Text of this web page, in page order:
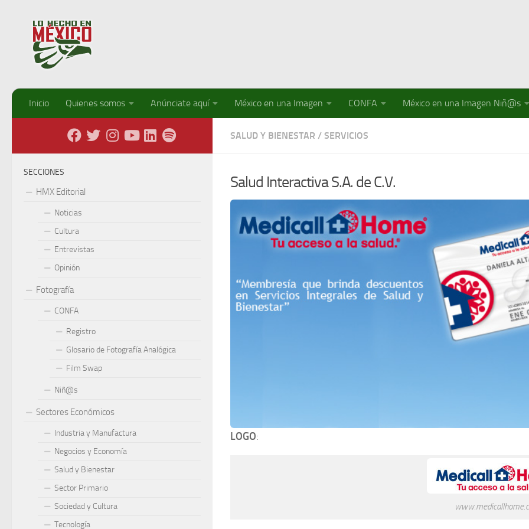
Inicio Quienes somos Anúnciate aquí México en una Imagen CONFA México en una Imagen Niñ@s
SALUD Y BIENESTAR / SERVICIOS
Salud Interactiva S.A. de C.V.
LOGO:
SECCIONES
HMX Editorial
Noticias
Cultura
Entrevistas
Opinión
Fotografía
CONFA
Registro
Glosario de Fotografía Analógica
Film Swap
Niñ@s
Sectores Económicos
Industria y Manufactura
Negocios y Economía
Salud y Bienestar
Sector Primario
Sociedad y Cultura
Tecnología